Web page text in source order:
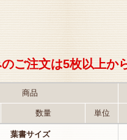
ご注文は5枚以上か
商品
数量 単位
葉書サイズ